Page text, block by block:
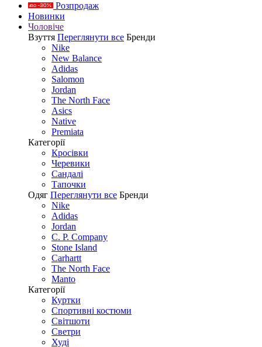
Розпродаж
Новинки
Чоловіче
Взуття Переглянути все Бренди
Nike
New Balance
Adidas
Salomon
Jordan
The North Face
Asics
Native
Premiata
Категорії
Кросівки
Черевики
Сандалі
Tапочки
Одяг Переглянути все Бренди
Nike
Adidas
Jordan
C. P. Company
Stone Island
Carhartt
The North Face
Manto
Категорії
Куртки
Спортивні костюми
Світшоти
Светри
Худі